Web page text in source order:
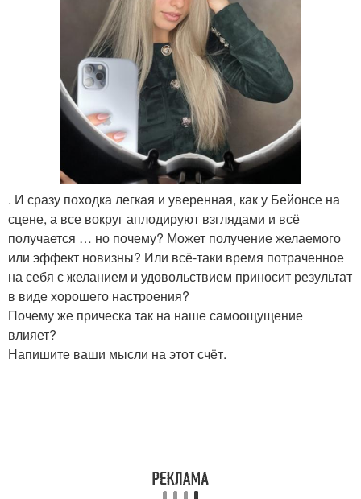
. И сразу походка легкая и уверенная, как у Бейонсе на
сцене, а все вокруг аплодируют взглядами и всё
получается … но почему? Может получение желаемого
или эффект новизны? Или всё-таки время потраченное
на себя с желанием и удовольствием приносит результат
в виде хорошего настроения?
Почему же прическа так на наше самоощущение
влияет?
Напишите ваши мысли на этот счёт.